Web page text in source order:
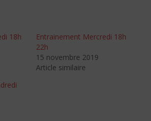
18h
Entrainement Mercredi 18h
22h
15 novembre 2019
Article similaire